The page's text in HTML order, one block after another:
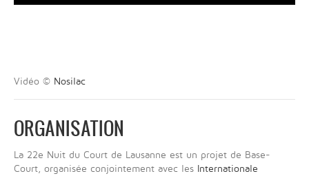
Vidéo © Nosilac
ORGANISATION
La 22e Nuit du Court de Lausanne est un projet de Base-
Court, organisée conjointement avec les Internationale